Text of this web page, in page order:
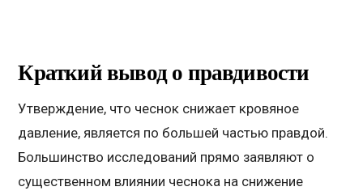
Краткий вывод о правдивости
Утверждение, что чеснок снижает кровяное
давление, является по большей частью правдой.
Большинство исследований прямо заявляют о
существенном влиянии чеснока на снижение